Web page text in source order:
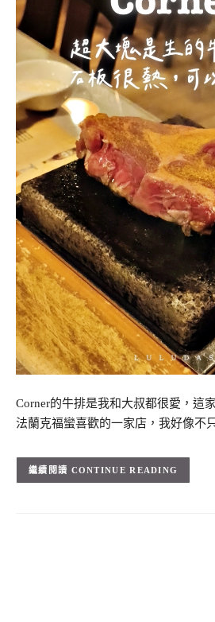
Corner的牛排是我和大叔都很愛，這
法蘭克福蠻喜歡的一家店，我好像不
CONTINUE READING